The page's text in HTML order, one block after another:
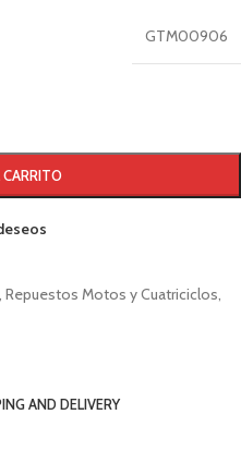
GTM00906
, Repuestos Motos y Cuatriciclos,
AND DELIVERY